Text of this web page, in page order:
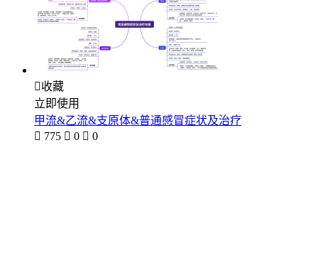
收藏
立即使用
甲流&乙流&支原体&普通感冒症状及治疗
 775  0  0